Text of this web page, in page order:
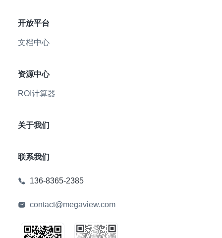
开放平台
文档中心
资源中心
ROI计算器
关于我们
联系我们
136-8365-2385
contact@megaview.com